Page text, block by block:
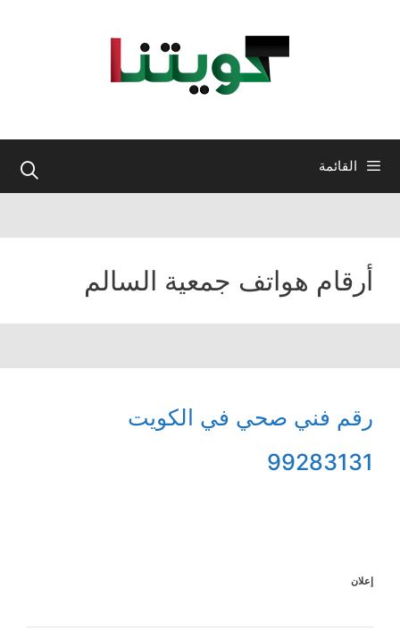
القائمة
أرقام هواتف جمعية السالم
رقم فني صحي في الكويت
99283131
إعلان